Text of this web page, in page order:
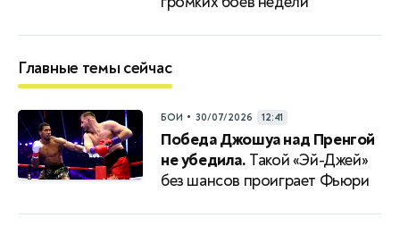
Главные темы сейчас
БОИ • 30/07/2026 12:41
Победа Джошуа над Пренгой
не убедила. Такой «Эй-Джей»
без шансов проиграет Фьюри